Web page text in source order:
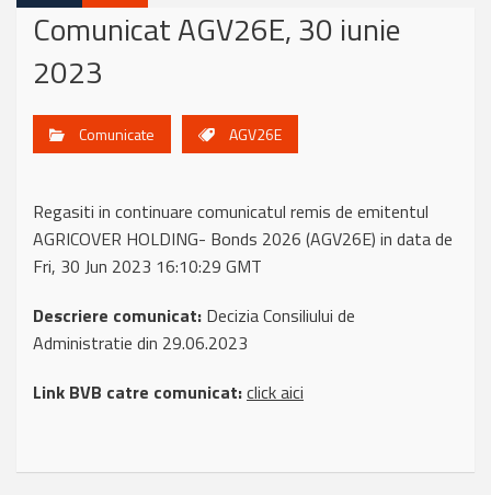
Comunicat AGV26E, 30 iunie
2023
Comunicate AGV26E
Regasiti in continuare comunicatul remis de emitentul
AGRICOVER HOLDING- Bonds 2026 (AGV26E) in data de
Fri, 30 Jun 2023 16:10:29 GMT
Descriere comunicat: Decizia Consiliului de
Administratie din 29.06.2023
Link BVB catre comunicat:click aici